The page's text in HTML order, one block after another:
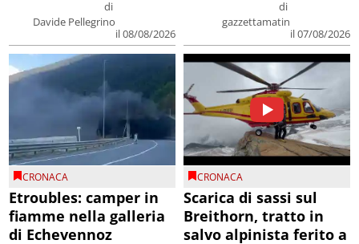
di
Davide Pellegrino
il 08/08/2026
di
gazzettamatin
il 07/08/2026
CRONACA
Etroubles: camper in
fiamme nella galleria
di Echevennoz
CRONACA
Scarica di sassi sul
Breithorn, tratto in
salvo alpinista ferito a